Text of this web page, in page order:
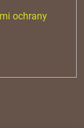
ochrany